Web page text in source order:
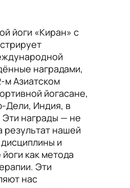
йоги «Киран» с
наградами,
м Азиатском
йогасане,
Индия, в
Эти награды — не
результат нашей
и
как метода
Эти
нас